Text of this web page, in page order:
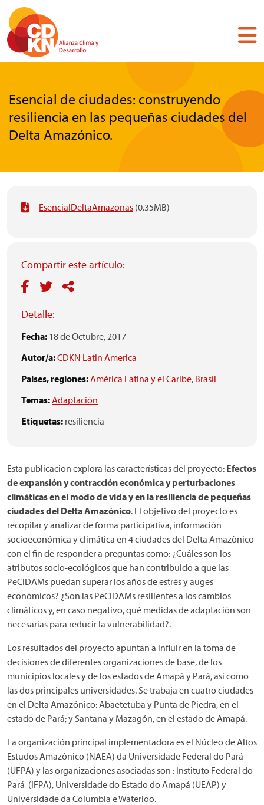
Pasar
contenido
principal
Esencial de ciudades: construyendo
resiliencia en las pequeñas ciudades del
Delta Amazónico.
EsencialDeltaAmazonas (0.35MB)
Compartir este artículo:
Detalle:
Fecha: 18 de Octubre, 2017
Autor/a:CDKN Latin America
Países, regiones:América Latina y el Caribe, Brasil
Temas:Adaptación
Etiquetas: resiliencia
Esta publicacion explora las características del proyecto: Efectos
de expansión y contracción económica y perturbaciones
climáticas en el modo de vida y en la resiliencia de pequeñas
ciudades del Delta Amazónico. El objetivo del proyecto es
recopilar y analizar de forma participativa, información
socioeconómica y climática en 4 ciudades del Delta Amazònico
con el fin de responder a preguntas como: ¿Cuáles son los
atributos socio-ecológicos que han contribuido a que las
PeCiDAMs puedan superar los años de estrés y auges
económicos? ¿Son las PeCiDAMs resilientes a los cambios
climáticos y, en caso negativo, qué medidas de adaptación son
necesarias para reducir la vulnerabilidad?.
Los resultados del proyecto apuntan a influir en la toma de
decisiones de diferentes organizaciones de base, de los
municipios locales y de los estados de Amapá y Pará, así como
las dos principales universidades. Se trabaja en cuatro ciudades
en el Delta Amazónico: Abaetetuba y Punta de Piedra, en el
estado de Pará; y Santana y Mazagón, en el estado de Amapá.
La organización principal implementadora es el Núcleo de Altos
Estudos Amazônico (NAEA) da Universidade Federal do Pará
(UFPA) y las organizaciones asociadas son : Instituto Federal do
Pará (IFPA), Universidade do Estado do Amapá (UEAP) y
Universidade da Columbia e Waterloo.